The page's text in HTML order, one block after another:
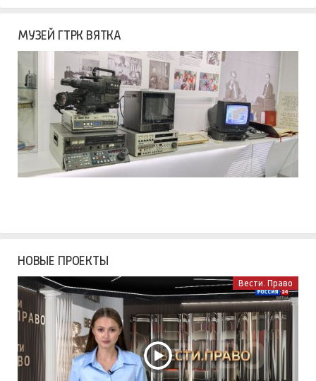
МУЗЕЙ ГТРК ВЯТКА
НОВЫЕ ПРОЕКТЫ
Вести. Право